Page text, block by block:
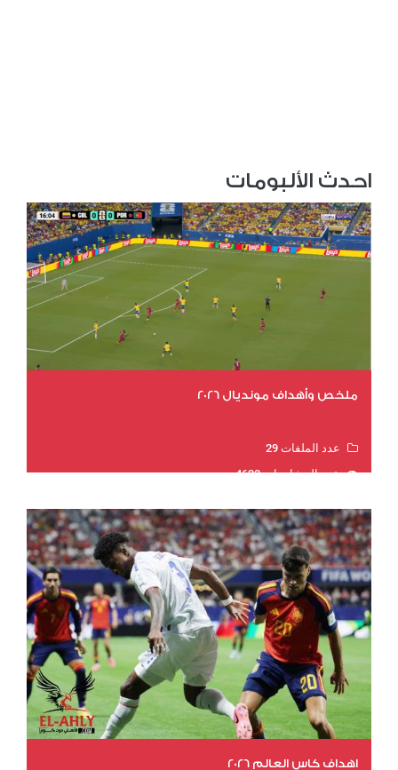
احدث الألبومات
ملخص وأهداف مونديال 2026
عدد الملفات 29
عدد المشاهدات 4620
اهداف كاس العالم 2026